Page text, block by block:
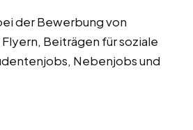
der Bewerbung von
Beiträgen für soziale
Nebenjobs und